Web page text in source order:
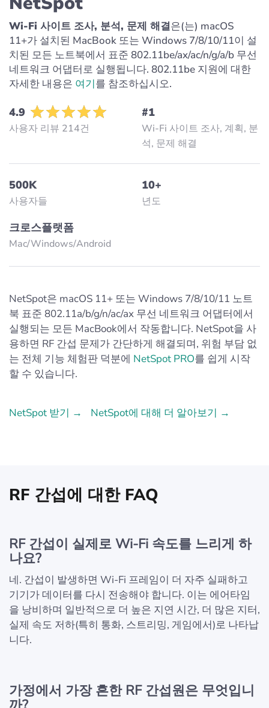
Wi-Fi 사이트 조사, 분석, 문제 해결은(는) macOS
11+가 설치된 MacBook 또는 Windows 7/8/10/11이 설
치된 모든 노트북에서 표준 802.11be/ax/ac/n/g/a/b 무선
네트워크 어댑터로 실행됩니다. 802.11be 지원에 대한
자세한 내용은 여기를 참조하십시오.
4.9
사용자 리뷰 214건
#1
Wi-Fi 사이트 조사, 계획, 분
석, 문제 해결
500K
사용자들
10+
년도
크로스플랫폼
Mac/Windows/Аndroid
NetSpot은 macOS 11+ 또는 Windows 7/8/10/11 노트
북 표준 802.11a/b/g/n/ac/ax 무선 네트워크 어댑터에서
실행되는 모든 MacBook에서 작동합니다. NetSpot을 사
용하면 RF 간섭 문제가 간단하게 해결되며, 위험 부담 없
는 전체 기능 체험판 덕분에 NetSpot PRO를 쉽게 시작
할 수 있습니다.
NetSpot 받기 → NetSpot에 대해 더 알아보기 →
RF 간섭에 대한 FAQ
RF 간섭이 실제로 Wi-Fi 속도를 느리게 하
나요?
네. 간섭이 발생하면 Wi-Fi 프레임이 더 자주 실패하고
기기가 데이터를 다시 전송해야 합니다. 이는 에어타임
을 낭비하며 일반적으로 더 높은 지연 시간, 더 많은 지터,
실제 속도 저하(특히 통화, 스트리밍, 게임에서)로 나타납
니다.
가정에서 가장 흔한 RF 간섭원은 무엇입니